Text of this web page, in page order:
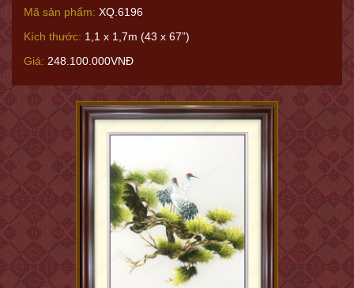
Mã sản phẩm: XQ.6196
Kích thước: 1,1 x 1,7m (43 x 67”)
Giá: 248.100.000VNĐ